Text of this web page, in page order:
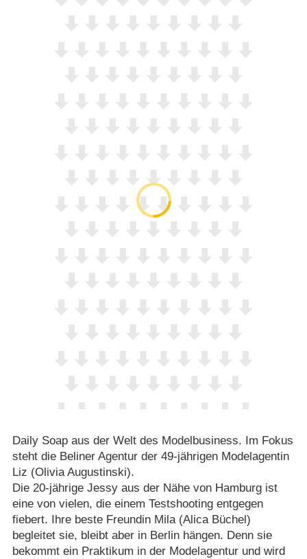
Daily Soap aus der Welt des Modelbusiness. Im Fokus
steht die Beliner Agentur der 49-jährigen Modelagentin
Liz (Olivia Augustinski).
Die 20-jährige Jessy aus der Nähe von Hamburg ist
eine von vielen, die einem Testshooting entgegen
fiebert. Ihre beste Freundin Mila (Alica Büchel)
begleitet sie, bleibt aber in Berlin hängen. Denn sie
bekommt ein Praktikum in der Modelagentur und wird